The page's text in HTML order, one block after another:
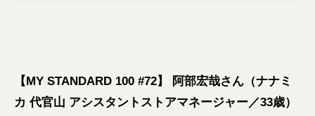
【MY STANDARD 100 #72】 阿部宏哉さん（ナナミ
カ 代官山 アシスタントストアマネージャー／33歳）